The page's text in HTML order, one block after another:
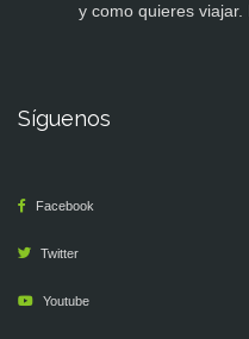
y como quieres
Síguenos
Facebook
Twitter
Youtube